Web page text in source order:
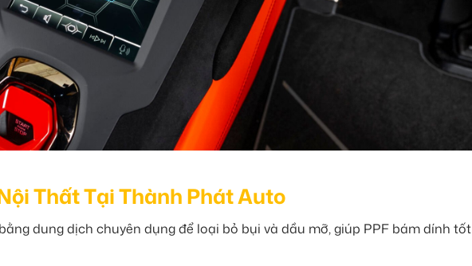
Thất Tại Thành Phát Auto
dung dịch chuyên dụng để loại bỏ bụi và dầu mỡ, giúp PPF bám dính tốt